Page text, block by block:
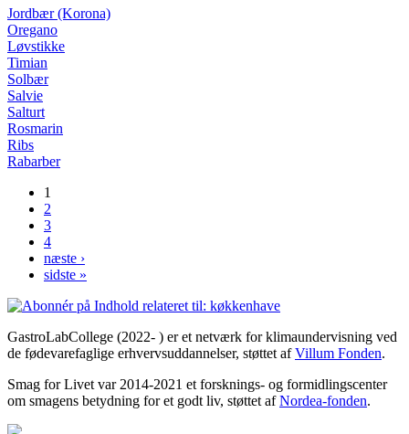
Jordbær (Korona)
Oregano
Løvstikke
Timian
Solbær
Salvie
Salturt
Rosmarin
Ribs
Rabarber
Sider
1
2
3
4
næste ›
sidste »
GastroLabCollege (2022- ) er et netværk for klimaundervisning ved
de fødevarefaglige erhvervsuddannelser, støttet afVillum Fonden.
Smag for Livet var 2014-2021 et forsknings- og formidlingscenter
om smagens betydning for et godt liv, støttet afNordea-fonden.